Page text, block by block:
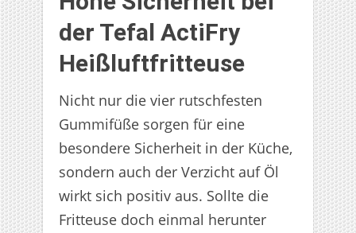
der Tefal ActiFry
Heißluftfritteuse
Nicht nur die vier rutschfesten
Gummifüße sorgen für eine
besondere Sicherheit in der Küche,
sondern auch der Verzicht auf Öl
wirkt sich positiv aus. Sollte die
Fritteuse doch einmal herunter